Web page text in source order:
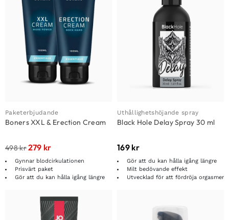
Paketerbjudande
Boners XXL & Erection Cream
498kr279 kr
Gynnar blodcirkulationen
Prisvärt paket
Gör att du kan hålla igång längre
Uthållighetshöjande spray
Black Hole Delay Spray 30 ml
169 kr
Gör att du kan hålla igång längre
Milt bedövande effekt
Utvecklad för att fördröja orgasmer